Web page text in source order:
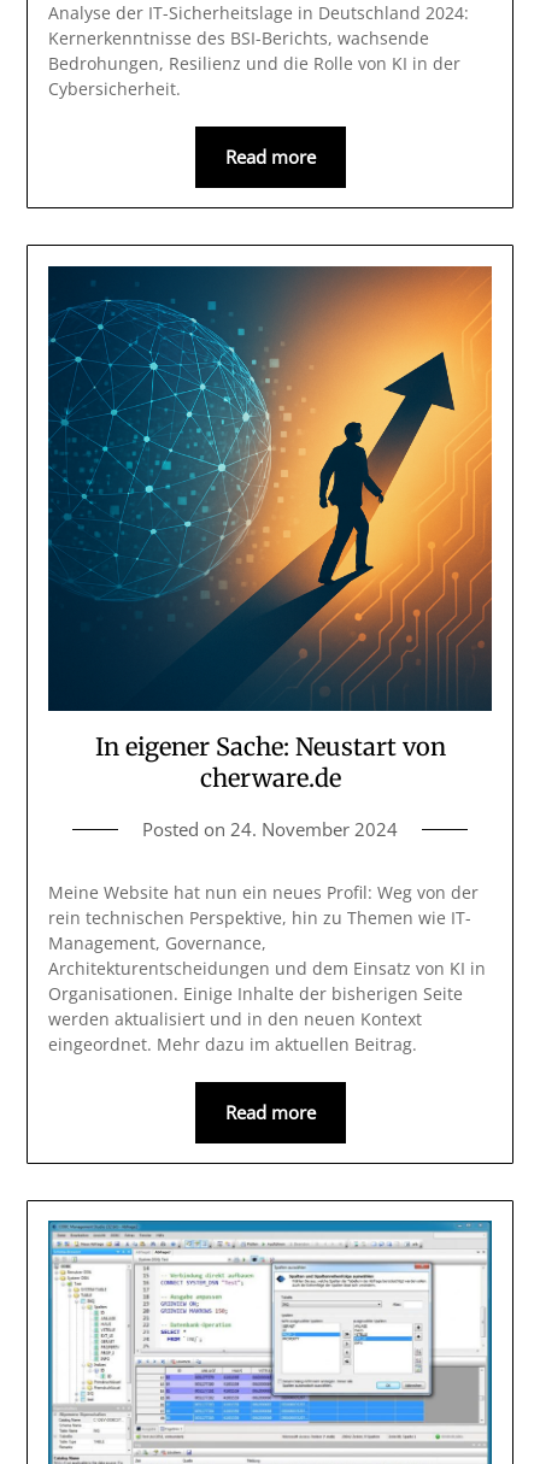
Analyse der IT-Sicherheitslage in Deutschland 2024:
Kernerkenntnisse des BSI-Berichts, wachsende
Bedrohungen, Resilienz und die Rolle von KI in der
Cybersicherheit.
Read more
In eigener Sache: Neustart von
cherware.de
Posted on 24. November 2024
Meine Website hat nun ein neues Profil: Weg von der
rein technischen Perspektive, hin zu Themen wie IT-
Management, Governance,
Architekturentscheidungen und dem Einsatz von KI in
Organisationen. Einige Inhalte der bisherigen Seite
werden aktualisiert und in den neuen Kontext
eingeordnet. Mehr dazu im aktuellen Beitrag.
Read more